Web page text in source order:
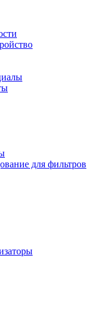
для фильтров